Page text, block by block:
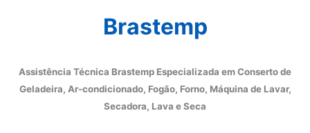
Brastemp
Assistência Técnica Brastemp Especializada em Conserto de
Geladeira, Ar-condicionado, Fogão, Forno, Máquina de Lavar,
Secadora, Lava e Seca